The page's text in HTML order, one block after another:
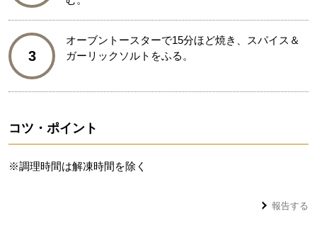
3
オーブントースターで15分ほど焼き、スパイス＆
ガーリックソルトをふる。
コツ・ポイント
※調理時間は解凍時間を除く
報告する